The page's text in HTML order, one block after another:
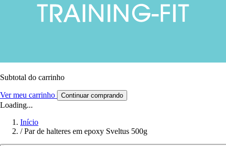
Subtotal do carrinho
Ver meu carrinho Continuar comprando
Loading...
Início
/ Par de halteres em epoxy Sveltus 500g